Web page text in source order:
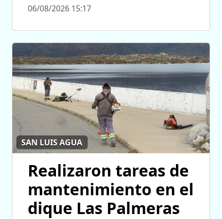
06/08/2026 15:17
SAN LUIS AGUA
Realizaron tareas de
mantenimiento en el
dique Las Palmeras